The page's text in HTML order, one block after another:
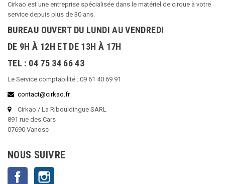
Cirkao est une entreprise spécialisée dans le matériel de cirque à votre
service depuis plus de 30 ans.
BUREAU OUVERT DU LUNDI AU VENDREDI
DE 9H À 12H ET DE 13H À 17H
TEL : 04 75 34 66 43
Le Service comptabilité : 09 61 40 69 91
contact@cirkao.fr
Cirkao / La Ribouldingue SARL
891 rue des Cars
07690 Vanosc
NOUS SUIVRE
Facebook